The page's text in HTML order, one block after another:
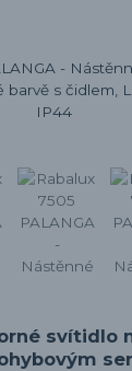
svítidlo